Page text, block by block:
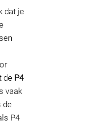
dat je
de P4-
vaak
de
P4